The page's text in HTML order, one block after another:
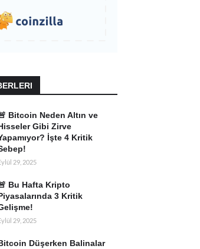
Bitcoin Neden Altın ve
Gibi Zirve
İşte 4 Kritik
29, 2025
Bu Hafta Kripto
3 Kritik
29, 2025
Düşerken Balinalar